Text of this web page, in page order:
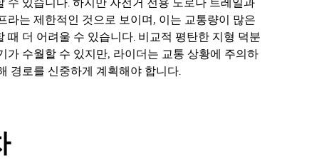
수 있습니다. 하지만 자전거 전용 도로나 트레일과
라는 제한적인 것으로 보이며, 이는 교통량이 많은
때 더 어려울 수 있습니다. 비교적 평탄한 지형 덕분
가 수월할 수 있지만, 라이더는 교통 상황에 주의하
경로를 신중하게 계획해야 합니다.